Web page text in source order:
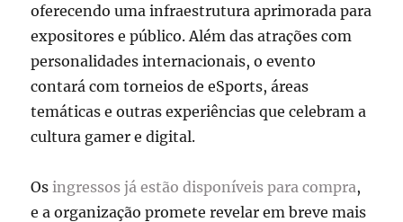
oferecendo uma infraestrutura aprimorada para
expositores e público. Além das atrações com
personalidades internacionais, o evento
contará com torneios de eSports, áreas
temáticas e outras experiências que celebram a
cultura gamer e digital.
Osingressos já estão disponíveis para compra,
e a organização promete revelar em breve mais